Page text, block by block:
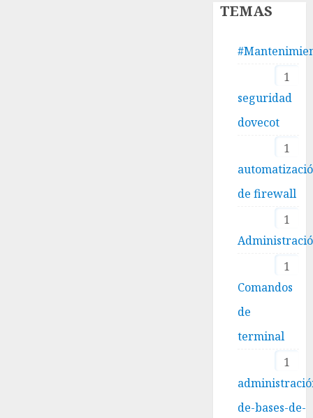
TEMAS
1
seguridad
dovecot
1
de firewall
1
1
Comandos
de
terminal
1
de-bases-de-